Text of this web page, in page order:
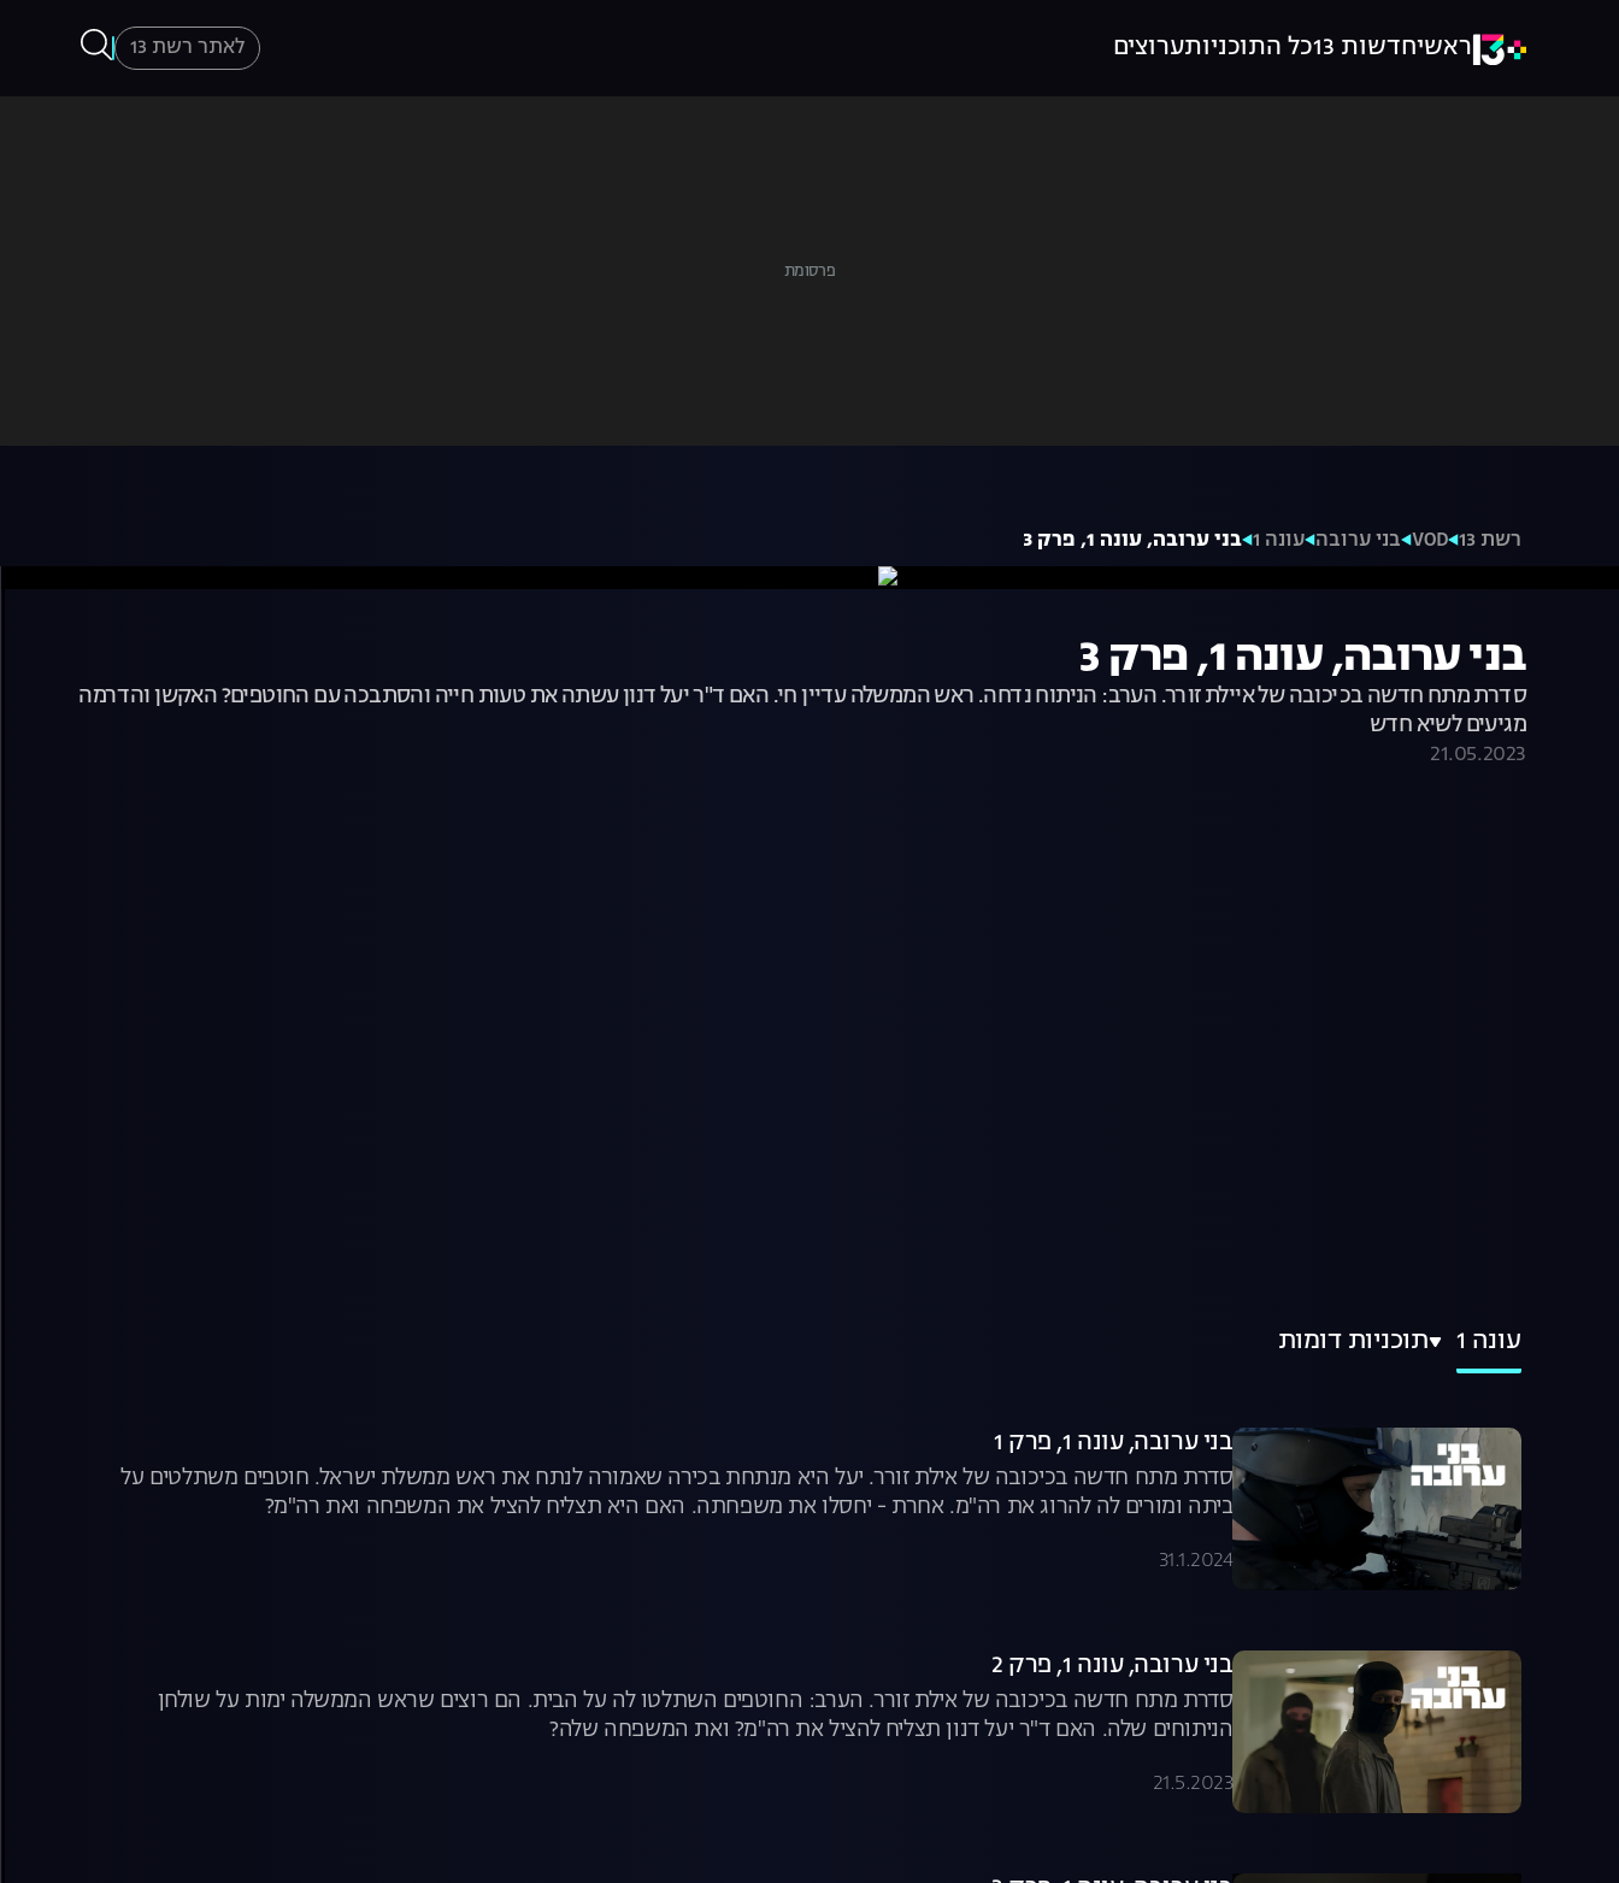
ראשיחדשות 13 כל התוכניותערוצים לאתר רשת 13
רשת 13 VOD בני ערובה עונה 1 בני ערובה, עונה 1, פרק 3
בני ערובה, עונה 1, פרק 3
סדרת מתח חדשה בכיכובה של איילת זורר. הערב: הניתוח נדחה. ראש הממשלה עדיין חי. האם ד"ר יעל דנון עשתה את טעות חייה והסתבכה עם החוטפים? האקשן והדרמה
מגיעים לשיא חדש
21.05.2023
עונה 1 תוכניות דומות
בני ערובה, עונה 1, פרק 1
סדרת מתח חדשה בכיכובה של אילת זורר. יעל היא מנתחת בכירה שאמורה לנתח את ראש ממשלת ישראל. חוטפים משתלטים על
ביתה ומורים לה להרוג את רה"מ. אחרת - יחסלו את משפחתה. האם היא תצליח להציל את המשפחה ואת רה"מ?
31.1.2024
בני ערובה, עונה 1, פרק 2
סדרת מתח חדשה בכיכובה של אילת זורר. הערב: החוטפים השתלטו לה על הבית. הם רוצים שראש הממשלה ימות על שולחן
הניתוחים שלה. האם ד"ר יעל דנון תצליח להציל את רה"מ? ואת המשפחה שלה?
21.5.2023